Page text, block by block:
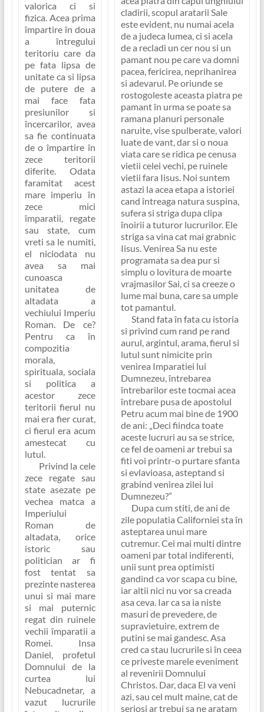
valorica ci si
fizica. Acea prima
împartire în doua
a întregului
teritoriu care da
pe fata lipsa de
unitate ca si lipsa
de putere de a
mai face fata
presiunilor si
încercarilor, avea
sa fie continuata
de o împartire în
zece teritorii
diferite. Odata
faramitat acest
mare imperiu în
zece mici
împaratii, regate
sau state, cum
vreti sa le numiti,
el niciodata nu
avea sa mai
cunoasca
unitatea de
altadata a
vechiului Imperiu
Roman. De ce?
Pentru ca în
compozitia
morala,
spirituala, sociala
si politica a
acestor zece
teritorii fierul nu
mai era fier curat,
ci fierul era acum
amestecat cu
lutul.
Privind la cele
zece regate sau
state asezate pe
vechea matca a
Imperiului
Roman de
altadata, orice
istoric sau
politician ar fi
fost tentat sa
prezinte nasterea
unui si mai mare
si mai puternic
regat din ruinele
vechii împaratii a
Romei. Insa
Daniel, profetul
Domnului de la
curtea lui
Nebucadnetar, a
vazut lucrurile
cladirii, scopul aratarii Sale
este evident, nu numai acela
de a judeca lumea, ci si acela
de a recladi un cer nou si un
pamant nou pe care va domni
pacea, fericirea, neprihanirea
si adevarul. Pe oriunde se
rostogoleste aceasta piatra pe
pamant în urma se poate sa
ramana planuri personale
naruite, vise spulberate, valori
luate de vant, dar si o noua
viata care se ridica pe cenusa
vietii celei vechi, pe ruinele
vietii fara Iisus. Noi suntem
astazi la acea etapa a istoriei
cand întreaga natura suspina,
sufera si striga dupa clipa
înoirii a tuturor lucrurilor. Ele
striga sa vina cat mai grabnic
Iisus. Venirea Sa nu este
programata sa dea pur si
simplu o lovitura de moarte
vrajmasilor Sai, ci sa creeze o
lume mai buna, care sa umple
tot pamantul.
Stand fata în fata cu istoria
si privind cum rand pe rand
aurul, argintul, arama, fierul si
lutul sunt nimicite prin
venirea Imparatiei lui
Dumnezeu, întrebarea
întrebarilor este tocmai acea
întrebare pusa de apostolul
Petru acum mai bine de 1900
de ani: „Deci fiindca toate
aceste lucruri au sa se strice,
ce fel de oameni ar trebui sa
fiti voi printr-o purtare sfanta
si evlavioasa, asteptand si
grabind venirea zilei lui
Dumnezeu?”
Dupa cum stiti, de ani de
zile populatia Californiei sta în
asteptarea unui mare
cutremur. Cei mai multi dintre
oameni par total indiferenti,
unii sunt prea optimisti
gandind ca vor scapa cu bine,
iar altii nici nu vor sa creada
asa ceva. Iar ca sa ia niste
masuri de prevedere, de
supravietuire, extrem de
putini se mai gandesc. Asa
cred ca stau lucrurile si în ceea
ce priveste marele eveniment
al revenirii Domnului
Christos. Dar, daca El va veni
azi, sau cel mult maine, cat de
seriosi ar trebui sa ne aratam